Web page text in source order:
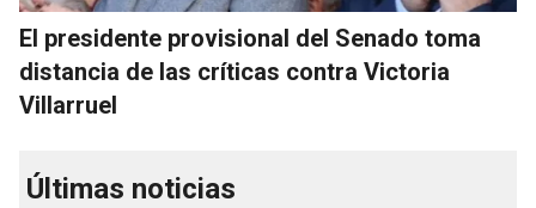
El presidente provisional del Senado toma
distancia de las críticas contra Victoria
Villarruel
Últimas noticias